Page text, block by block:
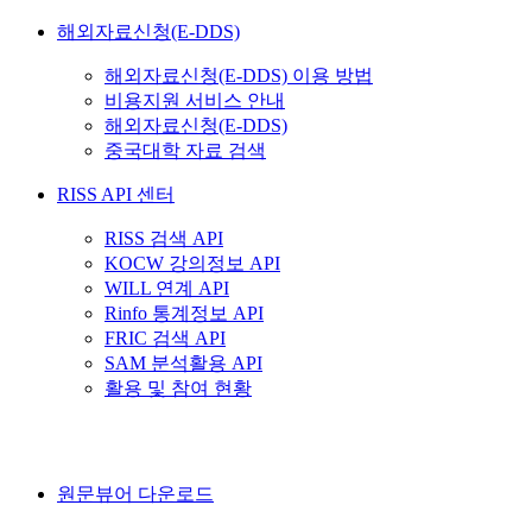
해외자료신청(E-DDS)
해외자료신청(E-DDS) 이용 방법
비용지원 서비스 안내
해외자료신청(E-DDS)
중국대학 자료 검색
RISS API 센터
RISS 검색 API
KOCW 강의정보 API
WILL 연계 API
Rinfo 통계정보 API
FRIC 검색 API
SAM 분석활용 API
활용 및 참여 현황
원문뷰어 다운로드